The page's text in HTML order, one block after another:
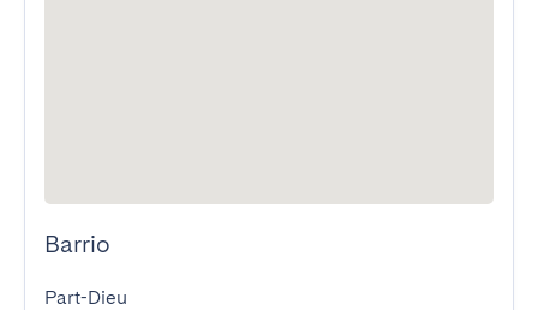
Barrio
Part-Dieu